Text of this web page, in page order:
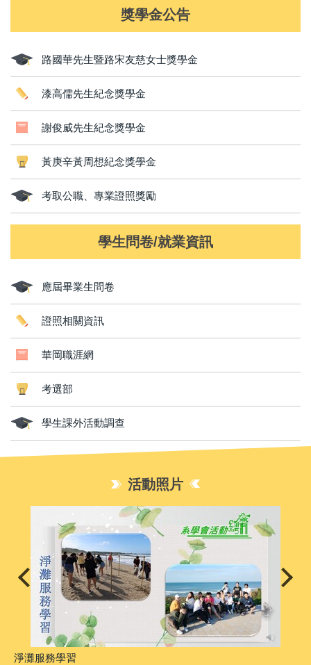
獎學金公告
路國華先生暨路宋友慈女士獎學金
漆高儒先生紀念獎學金
謝俊威先生紀念獎學金
黃庚辛黃周想紀念獎學金
考取公職、專業證照獎勵
學生問卷/就業資訊
應屆畢業生問卷
證照相關資訊
華岡職涯網
考選部
學生課外活動調查
活動照片
淨灘服務學習